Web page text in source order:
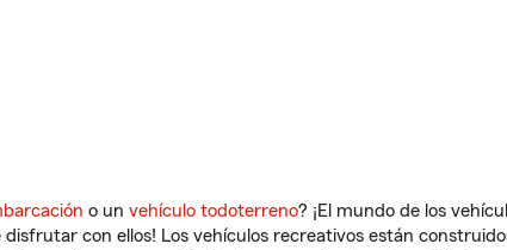
o un vehículo todoterreno? ¡El mundo de los
con ellos! Los vehículos recreativos están